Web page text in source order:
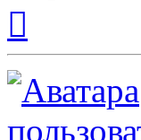
началу